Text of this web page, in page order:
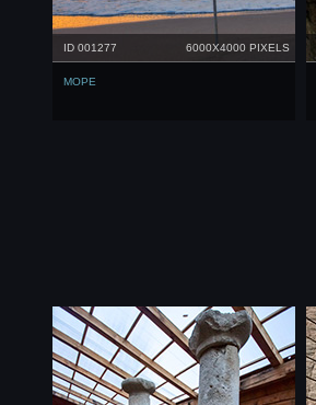
ID 001277 6000X4000 PIXELS
МОРЕ